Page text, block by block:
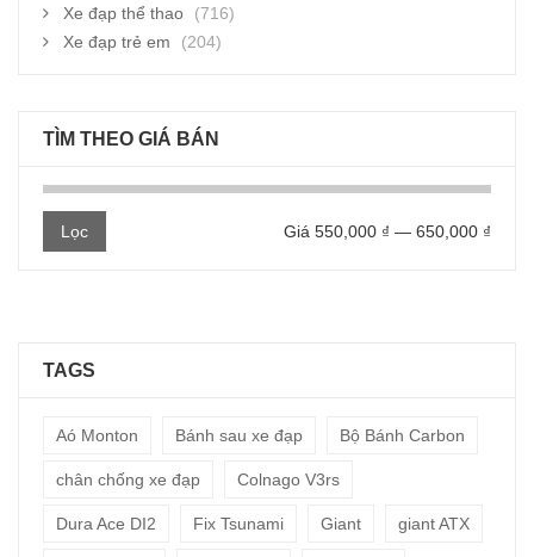
Xe đạp thể thao
(716)
Xe đạp trẻ em
(204)
TÌM THEO GIÁ BÁN
Lọc Giá 550,000 ₫ — 650,000 ₫
TAGS
Aó Monton Bánh sau xe đạp Bộ Bánh Carbon
chân chống xe đạp Colnago V3rs
Dura Ace DI2 Fix Tsunami Giant giant ATX